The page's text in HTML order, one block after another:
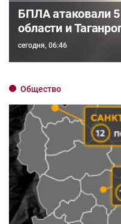
БПЛА атаковали
области и
сегодня, 06:46
Общество